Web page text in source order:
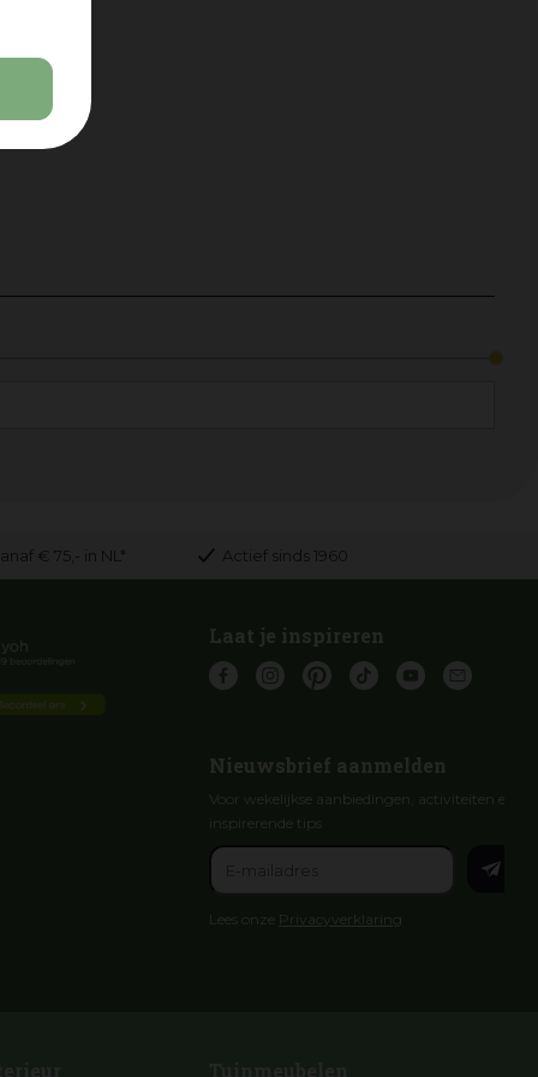
€ 75,- in NL* Actief sinds 1960
Laat je inspireren
Nieuwsbrief aanmelden
Voor wekelijkse aanbiedingen, activiteiten en
inspirerende tips
Lees onze Privacyverklaring